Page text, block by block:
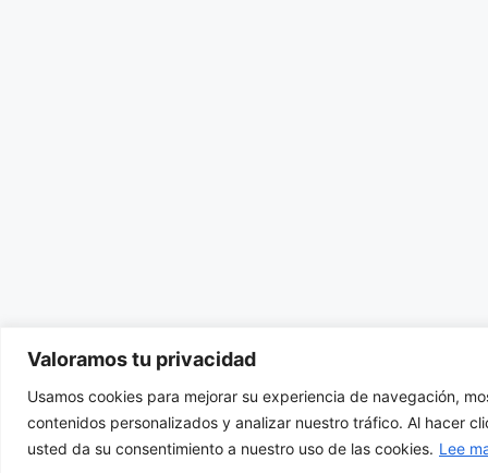
Valoramos tu privacidad
Usamos cookies para mejorar su experiencia de navegación,
contenidos personalizados y analizar nuestro tráfico. Al hacer
usted da su consentimiento a nuestro uso de las cookies. Lee